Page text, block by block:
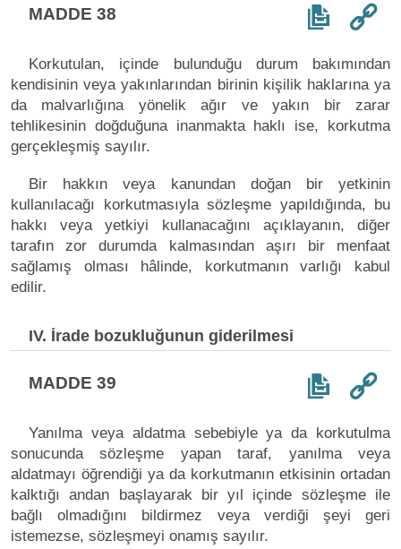
MADDE 38
Korkutulan, içinde bulunduğu durum bakımından
kendisinin veya yakınlarından birinin kişilik haklarına ya
da malvarlığına yönelik ağır ve yakın bir zarar
tehlikesinin doğduğuna inanmakta haklı ise, korkutma
gerçekleşmiş sayılır.
Bir hakkın veya kanundan doğan bir yetkinin
kullanılacağı korkutmasıyla sözleşme yapıldığında, bu
hakkı veya yetkiyi kullanacağını açıklayanın, diğer
tarafın zor durumda kalmasından aşırı bir menfaat
sağlamış olması hâlinde, korkutmanın varlığı kabul
edilir.
IV. İrade bozukluğunun giderilmesi
MADDE 39
Yanılma veya aldatma sebebiyle ya da korkutulma
sonucunda sözleşme yapan taraf, yanılma veya
aldatmayı öğrendiği ya da korkutmanın etkisinin ortadan
kalktığı andan başlayarak bir yıl içinde sözleşme ile
bağlı olmadığını bildirmez veya verdiği şeyi geri
istemezse, sözleşmeyi onamış sayılır.